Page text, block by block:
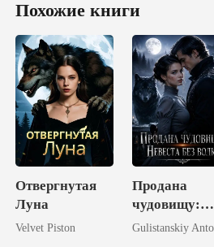
Похожие книги
Отвергнутая
Луна
Velvet Piston
Продана
чудовищу:
Невеста без